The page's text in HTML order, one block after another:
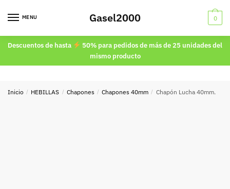
MENU Gasel2000 0
Descuentos de hasta
50% para pedidos de más de 25 unidades del
mismo producto
Inicio / HEBILLAS / Chapones / Chapones 40mm / Chapón Lucha 40mm.